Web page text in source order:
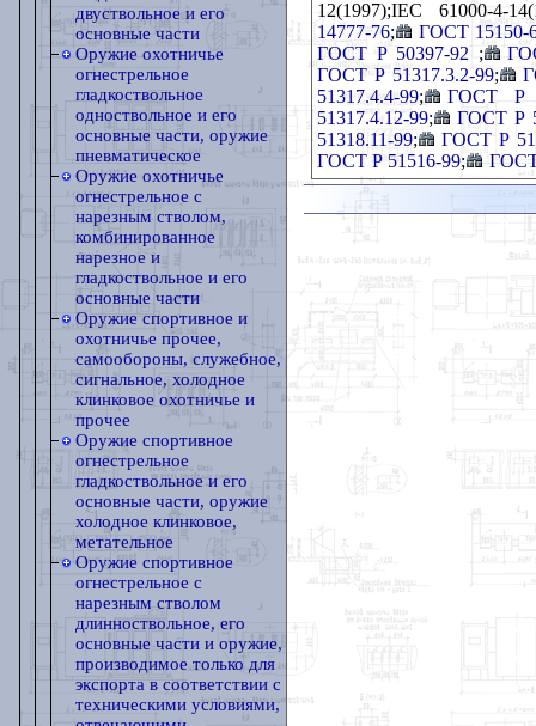
двуствольное и его
основные части
Оружие охотничье
огнестрельное
гладкоствольное
одноствольное и его
основные части, оружие
пневматическое
Оружие охотничье
огнестрельное с
нарезным стволом,
комбинированное
нарезное и
гладкоствольное и его
основные части
Оружие спортивное и
охотничье прочее,
самообороны, служебное,
сигнальное, холодное
клинковое охотничье и
прочее
Оружие спортивное
огнестрельное
гладкоствольное и его
основные части, оружие
холодное клинковое,
метательное
Оружие спортивное
огнестрельное с
нарезным стволом
длинноствольное, его
основные части и оружие,
производимое только для
экспорта в соответствии с
техническими условиями,
12(1997);IEC 61000-4-
14777-76;
ГОСТ 15150-
ГОСТ Р 50397-92 ;
ГОСТ Р 51317.3.2-99;
51317.4.4-99;
ГОСТ Р
51317.4.12-99;
ГОСТ Р
51318.11-99;
ГОСТ Р
ГОСТ Р 51516-99; ГОСТ